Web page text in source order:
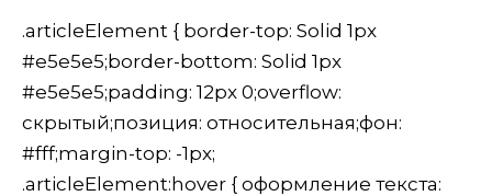
.articleElement { border-top: Solid 1px
#e5e5e5;border-bottom: Solid 1px
#e5e5e5;padding: 12px 0;overflow:
скрытый;позиция: относительная;фон:
#fff;margin-top: -1px;
.articleElement:hover { оформление текста: